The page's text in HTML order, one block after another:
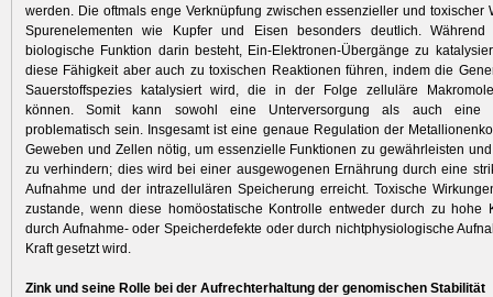
werden. Die oftmals enge Verknüpfung zwischen essenzieller und toxischer
Spurenelementen wie Kupfer und Eisen besonders deutlich.
biologische Funktion darin besteht, Ein-Elektronen-Übergänge zu
diese Fähigkeit aber auch zu toxischen Reaktionen führen, indem die
Sauerstoffspezies katalysiert wird, die in der Folge zelluläre
können. Somit kann sowohl eine Unterversorgung als auch eine
problematisch sein. Insgesamt ist eine genaue Regulation der
Geweben und Zellen nötig, um essenzielle Funktionen zu gewährleisten
zu verhindern; dies wird bei einer ausgewogenen Ernährung durch eine
Aufnahme und der intrazellulären Speicherung erreicht. Toxische
zustande, wenn diese homöostatische Kontrolle entweder durch zu hohe
durch Auf­nahme- oder Speicherdefekte oder durch ­nichtphysiologische
Kraft ­gesetzt wird.
Zink und seine Rolle bei der Aufrechterhaltung der genomischen Stabilität